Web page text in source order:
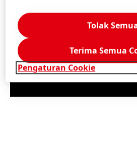
Pengaturan Cookie
Tolak
Terima Semua